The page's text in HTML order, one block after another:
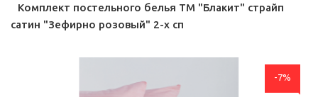
Комплект постельного белья ТМ "Блакит" страйп
сатин "Зефирно розовый" 2-х сп
-7%